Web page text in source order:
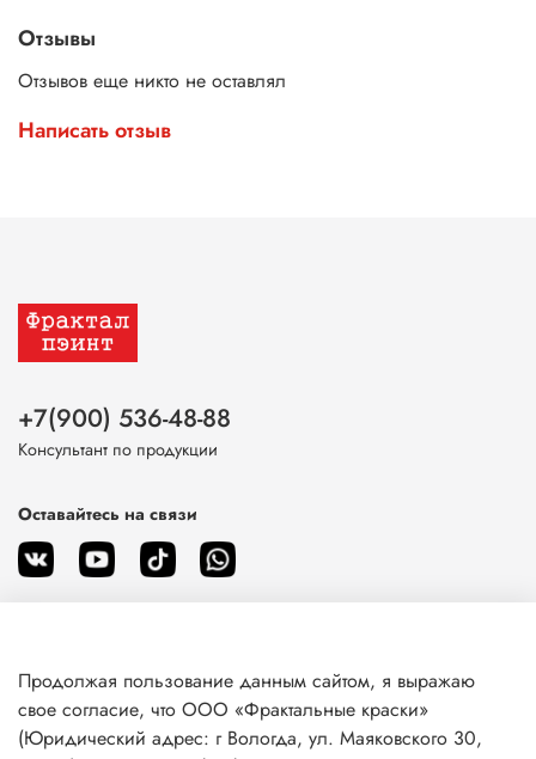
Отзывы
Отзывов еще никто не оставлял
Написать отзыв
О магазине
+7(900) 536-48-88
Консультант по продукции
Оставайтесь на связи
Продолжая пользование данным сайтом, я выражаю
свое согласие, что ООО «Фрактальные краски»
(Юридический адрес: г Вологда, ул. Маяковского 30,